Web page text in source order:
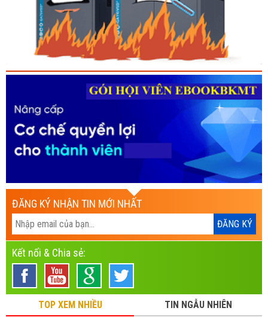
ĐĂNG KÝ NHẬN TIN MỚI NHẤT
Kết nối & Chia sẻ:
TOP XEM NHIỀU
TIN NGẪU NHIÊN